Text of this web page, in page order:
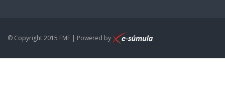
© Copyright 2015 FMF | Powered by